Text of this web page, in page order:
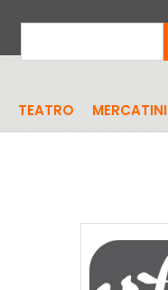
TEATRO MERCATINI